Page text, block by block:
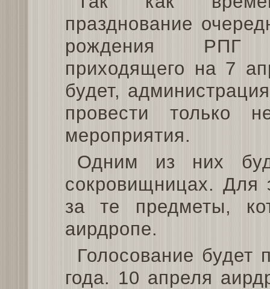
празднование
рождения РПГ
приходящего на 7
будет,
провести только
мероприятия.
Одним из них
сокровищницах. Для
за те предметы,
аирдропе.
Голосование будет
года. 10 апреля